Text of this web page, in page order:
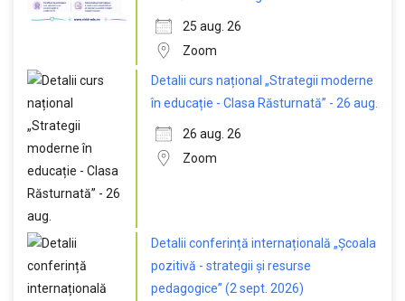
25 aug. 26
Zoom
Detalii curs național „Strategii moderne
în educație - Clasa Răsturnată” - 26 aug.
26 aug. 26
Zoom
Detalii conferință internațională „Școala
pozitivă - strategii și resurse
pedagogice” (2 sept. 2026)